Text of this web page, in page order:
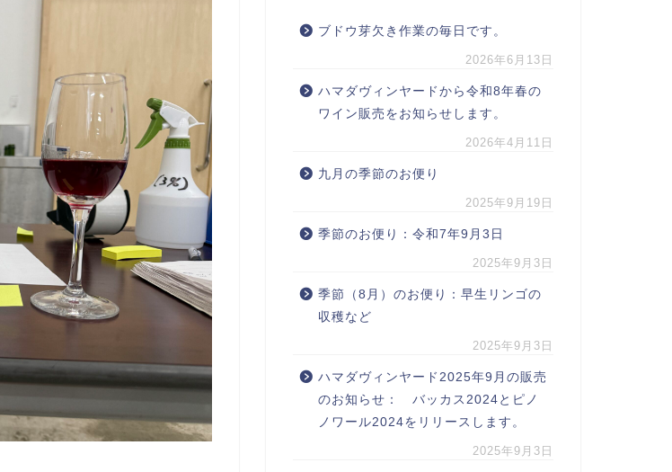
ブドウ芽欠き作業の毎日です。
2026年6月13日
ハマダヴィンヤードから令和8年春の
ワイン販売をお知らせします。
2026年4月11日
九月の季節のお便り
2025年9月19日
季節のお便り：令和7年9月3日
2025年9月3日
季節（8月）のお便り：早生リンゴの
収穫など
2025年9月3日
ハマダヴィンヤード2025年9月の販売
のお知らせ： バッカス2024とピノ
ノワール2024をリリースします。
2025年9月3日